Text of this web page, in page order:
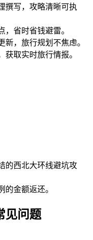
撰写，攻略清晰可执
，省时省钱避雷。
新，旅行规划不焦虑。
获取实时旅行情报。
的西北大环线避坑攻
的金额返还。
见问题